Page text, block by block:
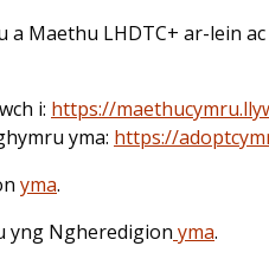
a Maethu LHDTC+ ar-lein
i: https://
yma: https://
yma.
yng Ngheredigion yma.